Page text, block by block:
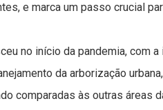
e marca um passo crucial
no início da pandemia, com
da arborização
comparadas às outras áreas